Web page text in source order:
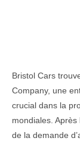
Bristol Cars
Company, une
crucial dans la
mondiales.
de la demande